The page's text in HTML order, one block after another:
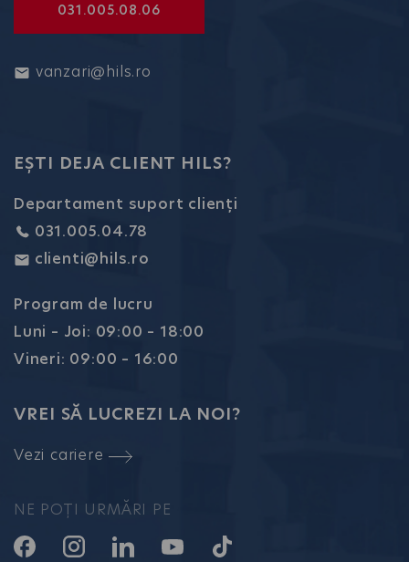
031.005.08.06
vanzari@hils.ro
EȘTI DEJA CLIENT HILS?
Departament suport clienți
031.005.04.78
clienti@hils.ro
Program de lucru
Luni – Joi: 09:00 – 18:00
Vineri: 09:00 – 16:00
VREI SĂ LUCREZI LA NOI?
Vezi cariere
NE POȚI URMĂRI PE